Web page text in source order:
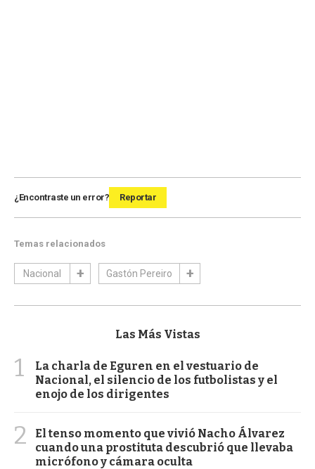
¿Encontraste un error? Reportar
Temas relacionados
Nacional Gastón Pereiro
Las Más Vistas
1
La charla de Eguren en el vestuario de
Nacional, el silencio de los futbolistas y el
enojo de los dirigentes
2
El tenso momento que vivió Nacho Álvarez
cuando una prostituta descubrió que llevaba
micrófono y cámara oculta